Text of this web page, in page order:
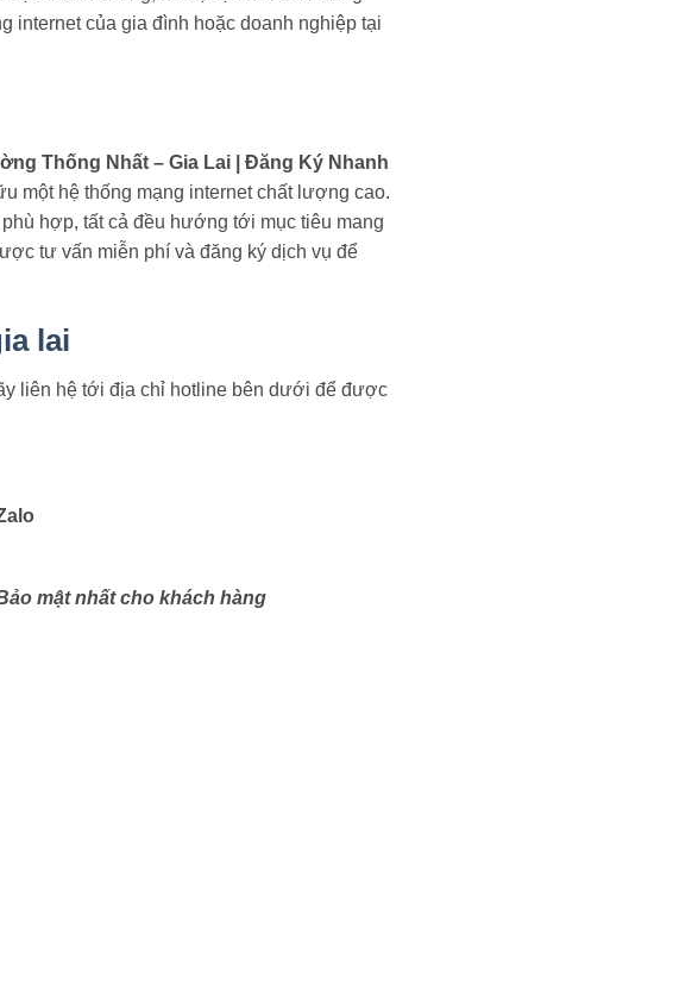
internet của gia đình hoặc doanh nghiệp tại
Thống Nhất – Gia Lai | Đăng Ký Nhanh
một hệ thống mạng internet chất lượng cao.
hợp, tất cả đều hướng tới mục tiêu mang
tư vấn miễn phí và đăng ký dịch vụ để
lai
liên hệ tới địa chỉ hotline bên dưới để được
mật nhất cho khách hàng